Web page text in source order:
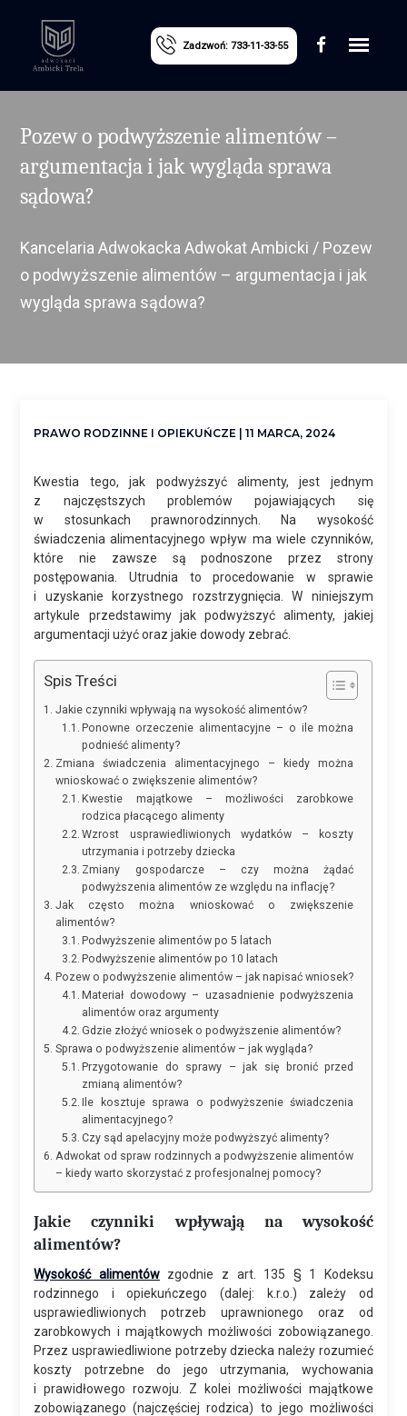
Zadzwoń: 733-11-33-55
Pozew o podwyższenie alimentów –
argumentacja i jak wygląda sprawa
sądowa?
Kancelaria Adwokacka Adwokat Ambicki / Pozew
o podwyższenie alimentów – argumentacja i jak
wygląda sprawa sądowa?
PRAWO RODZINNE I OPIEKUŃCZE | 11 MARCA, 2024
Kwestia tego, jak podwyższyć alimenty, jest jednym
z najczęstszych problemów pojawiających się
w stosunkach prawnorodzinnych. Na wysokość
świadczenia alimentacyjnego wpływ ma wiele czynników,
które nie zawsze są podnoszone przez strony
postępowania. Utrudnia to procedowanie w sprawie
i uzyskanie korzystnego rozstrzygnięcia. W niniejszym
artykule przedstawimy jak podwyższyć alimenty, jakiej
argumentacji użyć oraz jakie dowody zebrać.
Spis Treści
Jakie czynniki wpływają na wysokość alimentów?
Ponowne orzeczenie alimentacyjne – o ile można
podnieść alimenty?
Zmiana świadczenia alimentacyjnego – kiedy można
wnioskować o zwiększenie alimentów?
Kwestie majątkowe – możliwości zarobkowe
rodzica płacącego alimenty
Wzrost usprawiedliwionych wydatków – koszty
utrzymania i potrzeby dziecka
Zmiany gospodarcze – czy można żądać
podwyższenia alimentów ze względu na inflację?
Jak często można wnioskować o zwiększenie
alimentów?
Podwyższenie alimentów po 5 latach
Podwyższenie alimentów po 10 latach
Pozew o podwyższenie alimentów – jak napisać wniosek?
Materiał dowodowy – uzasadnienie podwyższenia
alimentów oraz argumenty
Gdzie złożyć wniosek o podwyższenie alimentów?
Sprawa o podwyższenie alimentów – jak wygląda?
Przygotowanie do sprawy – jak się bronić przed
zmianą alimentów?
Ile kosztuje sprawa o podwyższenie świadczenia
alimentacyjnego?
Czy sąd apelacyjny może podwyższyć alimenty?
Adwokat od spraw rodzinnych a podwyższenie alimentów
– kiedy warto skorzystać z profesjonalnej pomocy?
Jakie czynniki wpływają na wysokość
alimentów?
Wysokość alimentówzgodnie z art. 135 § 1 Kodeksu
rodzinnego i opiekuńczego (dalej: k.r.o.) zależy od
usprawiedliwionych potrzeb uprawnionego oraz od
zarobkowych i majątkowych możliwości zobowiązanego.
Przez usprawiedliwione potrzeby dziecka należy rozumieć
koszty potrzebne do jego utrzymania, wychowania
i prawidłowego rozwoju. Z kolei możliwości majątkowe
zobowiązanego (najczęściej rodzica) to jego możliwości